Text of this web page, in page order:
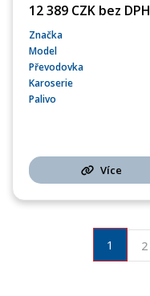
12 389 CZK bez DPH
Značka
Model
Převodovka
Karoserie
Palivo
Více
1 2